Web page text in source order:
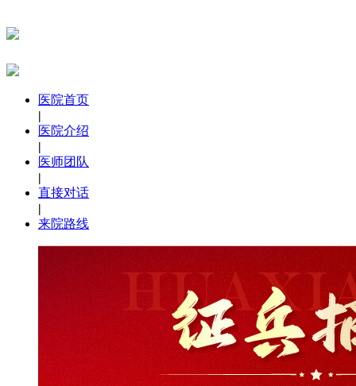
医院首页
|
医院介绍
|
医师团队
|
直接对话
|
来院路线